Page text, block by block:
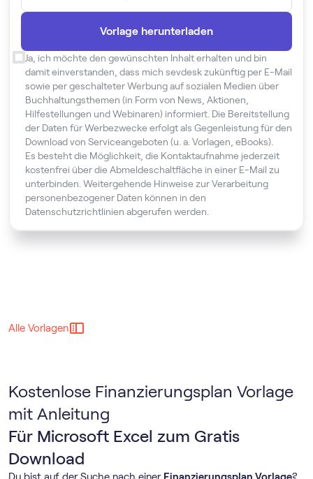
Ja, ich möchte den gewünschten Inhalt erhalten und bin
damit einverstanden, dass mich sevdesk zukünftig per E-Mail
sowie per geschalteter Werbung auf sozialen Medien über
Buchhaltungsthemen (in Form von News, Aktionen,
Hilfestellungen und Webinaren) informiert. Die Bereitstellung
der Daten für Werbezwecke erfolgt als Gegenleistung für den
Download von Serviceangeboten (u. a. Vorlagen, eBooks).
Es besteht die Möglichkeit, die Kontaktaufnahme jederzeit
kostenfrei über die Abmeldeschaltfläche in einer E-Mail zu
unterbinden. Weitergehende Hinweise zur Verarbeitung
personenbezogener Daten können in den
Datenschutzrichtlinien abgerufen werden.
Alle Vorlagen
Kostenlose Finanzierungsplan Vorlage
mit Anleitung
Für Microsoft Excel zum Gratis
Download